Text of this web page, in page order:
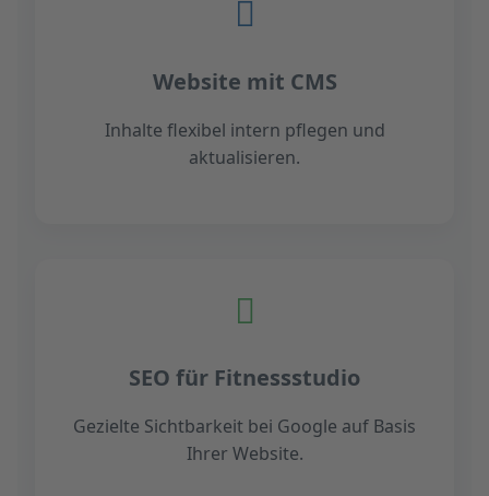
Website mit CMS
Inhalte flexibel intern pflegen und
aktualisieren.
SEO für Fitnessstudio
Gezielte Sichtbarkeit bei Google auf Basis
Ihrer Website.